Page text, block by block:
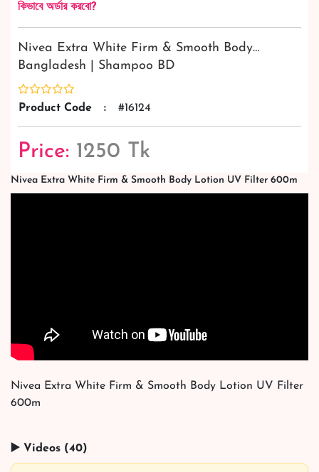
কিভাবে অর্ডার করবো?
Nivea Extra White Firm & Smooth Body…
Bangladesh | Shampoo BD
Product Code : #16124
Price: 1250 Tk
Nivea Extra White Firm & Smooth Body Lotion UV Filter 600m
Nivea Extra White Firm & Smooth Body Lotion UV Filter
600m
▶️ Videos (40)